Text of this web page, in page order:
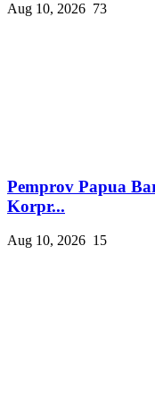
Aug 10, 2026 73
Pemprov Papua
Korpr...
Aug 10, 2026 15